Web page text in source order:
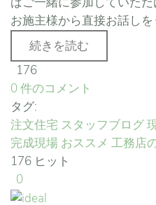
お施主様から直接お話し
続きを読む
176
0 件のコメント
タグ:
注文住宅 スタッフブログ
完成現場 おススメ 工務店
176 ヒット
0